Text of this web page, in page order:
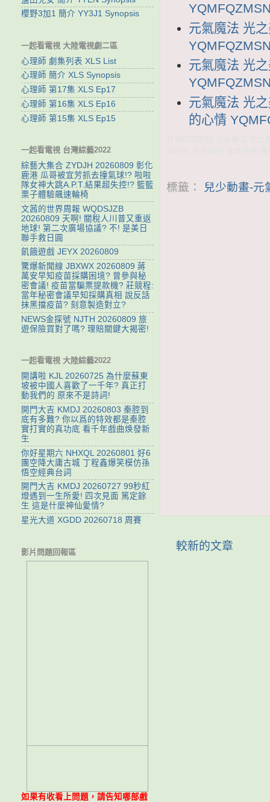
元氣魔法 光
元氣魔法 光
元氣魔法 光
的心情
標籤： 兒少動畫-元
較新的文章
櫻野3加1 簡介 YY3J1 Synopsis
一起看電視 大陸電視劇二區
心理師 劇集列表 XLS List
心理師 簡介 XLS Synopsis
心理師 第17集 XLS Ep17
心理師 第16集 XLS Ep16
心理師 第15集 XLS Ep15
一起看電視 台灣綜藝2022
綜藝大集合 ZYDJH 20260809 彰化
鹿港 瓜哥被宜芳抓去撞氣球!? 啦啦
隊女神大跳A.P.T.結果超失控!? 籃籃
栗子體驗飆速輪椅
文茜的世界周報 WQDSJZB
20260809 天啊! 關稅人川普又重返
地球! 第二次廣場協議? 不! 是美日
聯手救日圓
飢餓遊戲 JEYX 20260809
驚爆新聞線 JBXWX 20260809 蔣
萬安早知疫苗採購困境? 曾參與秘
密會議! 疫苗當騙票提款機? 莊競程:
當年秘密會議早知採購真相 說反話
抹黑擋疫苗? 刻意製造對立?
NEWS金探號 NJTH 20260809 旅
遊保險買對了嗎? 理賠關鍵大揭密!
一起看電視 大陸綜藝2022
開講啦 KJL 20260725 為什麼蘇東
坡被中國人喜歡了一千年? 真正打
動我們的 原來不是詩詞!
開門大吉 KMDJ 20260803 秦腔到
底有多難? 你以爲的特效都是秦腔
實打實的真功底 看千年戲曲焕發新
生
你好星期六 NHXQL 20260801 好6
團空降大庸古城 丁程鑫爆笑模仿孫
悟空經典台詞
開門大吉 KMDJ 20260727 99秒紅
燈遇到一生所愛! 四次見面 篤定餘
生 這是什麼神仙愛情?
星光大道 XGDD 20260718 周賽
影片問題回報區
如果有收看上問題，請告知哪部戲